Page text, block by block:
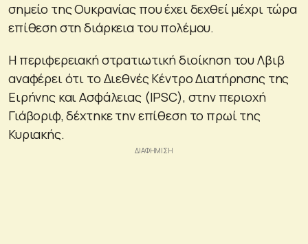
σημείο της Ουκρανίας που έχει δεχθεί μέχρι τώρα
επίθεση στη διάρκεια του πολέμου.
Η περιφερειακή στρατιωτική διοίκηση του Λβιβ
αναφέρει ότι το Διεθνές Κέντρο Διατήρησης της
Ειρήνης και Ασφάλειας (IPSC), στην περιοχή
Γιάβοριφ, δέχτηκε την επίθεση το πρωί της
Κυριακής.